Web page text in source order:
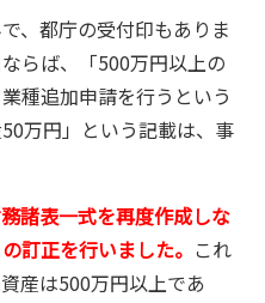
、都庁の受付印もありま
らば、「500万円以上の
種追加申請を行うという
万円」という記載は、事
諸表一式を再度作成しな
訂正を行いました。 これ
産は500万円以上であ